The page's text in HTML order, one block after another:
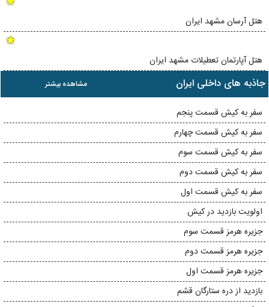
هتل آرسان مشهد ایران
هتل آپارتمان تعطیلات مشهد ایران
مشاهده بیشتر جاذبه های داخلی ایران
سفر به کیش قسمت پنجم
سفر به کیش قسمت چهارم
سفر به کیش قسمت سوم
سفر به کیش قسمت دوم
سفر به کیش قسمت اول
اولویت بازدید در کیش
جزیره هرمز قسمت سوم
جزیره هرمز قسمت دوم
جزیره هرمز قسمت اول
بازدید از دره ستارگان قشم